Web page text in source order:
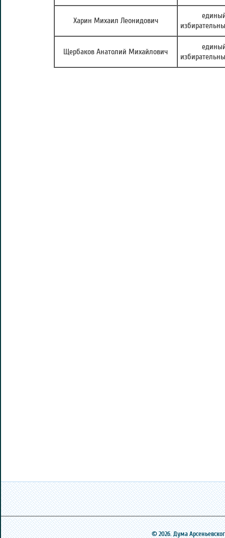
Харин Михаил Леонидович
Щербаков Анатолий Михайлович
© 2026. Дума